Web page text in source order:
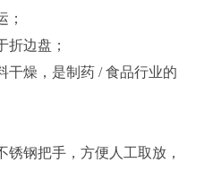
；
折边盘；
干燥，是制药 / 食品行业的
钢把手，方便人工取放，